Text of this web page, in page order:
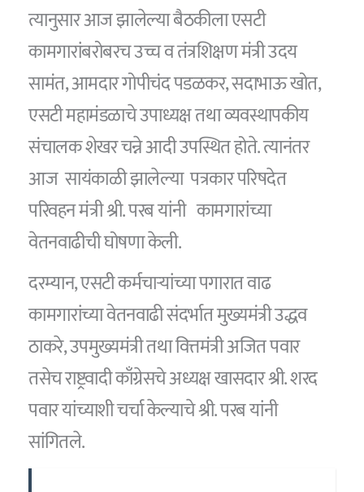
त्यानुसार आज झालेल्या बैठकीला एसटी
कामगारांबरोबरच उच्च व तंत्रशिक्षण मंत्री उदय
सामंत, आमदार गोपीचंद पडळकर, सदाभाऊ खोत,
एसटी महामंडळाचे उपाध्यक्ष तथा व्यवस्थापकीय
संचालक शेखर चन्ने आदी उपस्थित होते. त्यानंतर
आज सायंकाळी झालेल्या पत्रकार परिषदेत
परिवहन मंत्री श्री. परब यांनी कामगारांच्या
वेतनवाढीची घोषणा केली.
दरम्यान, एसटी कर्मचार्‍यांच्या पगारात वाढ
कामगारांच्या वेतनवाढी संदर्भात मुख्यमंत्री उद्धव
ठाकरे, उपमुख्यमंत्री तथा वित्तमंत्री अजित पवार
तसेच राष्ट्रवादी काँग्रेसचे अध्यक्ष खासदार श्री. शरद
पवार यांच्याशी चर्चा केल्याचे श्री. परब यांनी
सांगितले.